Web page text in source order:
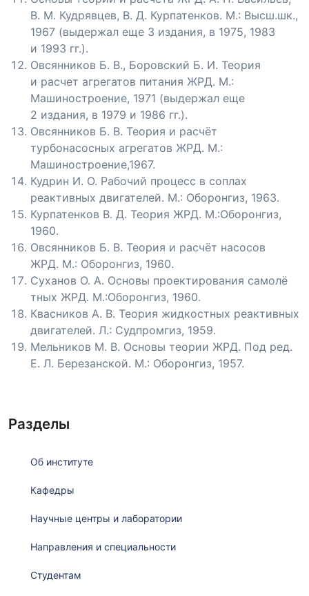
В. М. Кудрявцев, В. Д. Курпатенков. М.: Высш.шк.,
1967 (выдержал еще 3 издания, в 1975, 1983
и 1993 гг.).
Овсянников Б. В., Боровский Б. И. Теория
и расчет агрегатов питания ЖРД. М.:
Машиностроение, 1971 (выдержал еще
2 издания, в 1979 и 1986 гг.).
Овсянников Б. В. Теория и расчёт
турбонасосных агрегатов ЖРД. М.:
Машиностроение,1967.
Кудрин И. О. Рабочий процесс в соплах
реактивных двигателей. М.: Оборонгиз, 1963.
Курпатенков В. Д. Теория ЖРД. М.:Оборонгиз,
1960.
Овсянников Б. В. Теория и расчёт насосов
ЖРД. М.: Оборонгиз, 1960.
Суханов О. А. Основы проектирования самолё
тных ЖРД. М.:Оборонгиз, 1960.
Квасников А. В. Теория жидкостных реактивных
двигателей. Л.: Судпромгиз, 1959.
Мельников М. В. Основы теории ЖРД. Под ред.
Е. Л. Березанской. М.: Оборонгиз, 1957.
Разделы
Об институте
Кафедры
Научные центры и лаборатории
Направления и специальности
Студентам